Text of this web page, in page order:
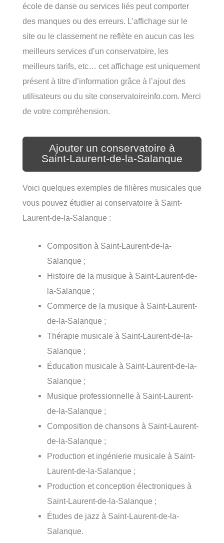
école de danse ou services liés peut comporter
des manques ou des erreurs. L’affichage sur le
site ou le classement ne reflète en aucun cas les
meilleurs services d’un conservatoire, les
meilleurs tarifs, etc… cet affichage est uniquement
présent à titre d’information grâce à l’ajout des
utilisateurs ou du site conservatoireinfo.com. Merci
de votre compréhension.
Ajouter un conservatoire à
Saint-Laurent-de-la-Salanque
Voici quelques exemples de filières musicales que
vous pouvez étudier ai conservatoire à Saint-
Laurent-de-la-Salanque :
Composition à Saint-Laurent-de-la-
Salanque ;
Histoire de la musique à Saint-Laurent-de-
la-Salanque ;
Commerce de la musique à Saint-Laurent-
de-la-Salanque ;
Thérapie musicale à Saint-Laurent-de-la-
Salanque ;
Éducation musicale à Saint-Laurent-de-la-
Salanque ;
Musique professionnelle à Saint-Laurent-
de-la-Salanque ;
Composition de chansons à Saint-Laurent-
de-la-Salanque ;
Production et ingénierie musicale à Saint-
Laurent-de-la-Salanque ;
Production et conception électroniques à
Saint-Laurent-de-la-Salanque ;
Études de jazz à Saint-Laurent-de-la-
Salanque.